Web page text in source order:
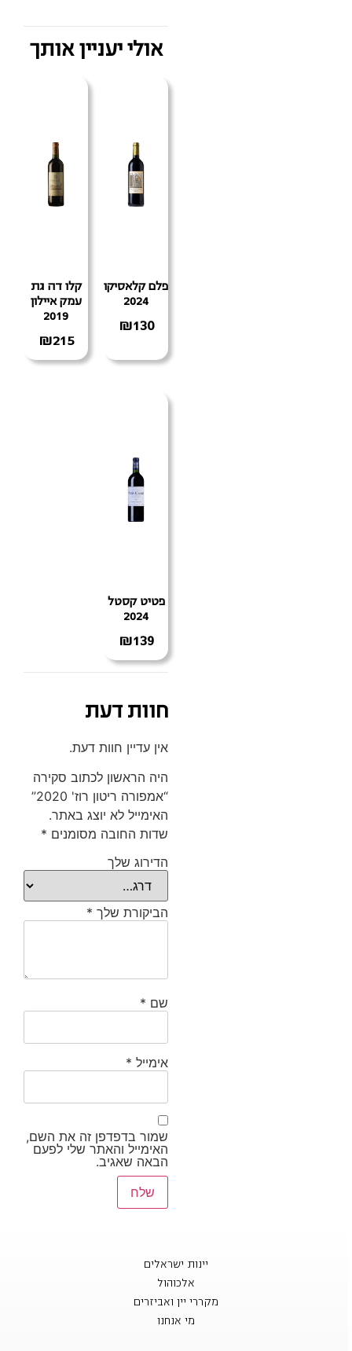
אולי יעניין אותך
פלם קלאסיקו
2024
₪130
קלו דה גת
עמק איילון
2019
₪215
פטיט קסטל
2024
₪139
חוות דעת
אין עדיין חוות דעת.
היה הראשון לכתוב סקירה
“אמפורה ריטון רוז' 2020”
האימייל לא יוצג באתר.
שדות החובה מסומנים *
הדירוג שלך
הביקורת שלך *
שם *
אימייל *
שמור בדפדפן זה את השם,
האימייל והאתר שלי לפעם
הבאה שאגיב.
יינות ישראלים
אלכוהול
מקררי יין ואביזרים
מי אנחנו